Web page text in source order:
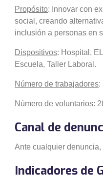
Propósito: Innovar con
social, creando
inclusión a personas en
Dispositivos: Hospital,
Escuela, Taller Laboral.
Número de trabajadores:
Número de voluntarios:
Canal de
Ante cualquier denuncia,
Indicadores de